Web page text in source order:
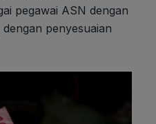
pegawai ASN dengan
penyesuaian